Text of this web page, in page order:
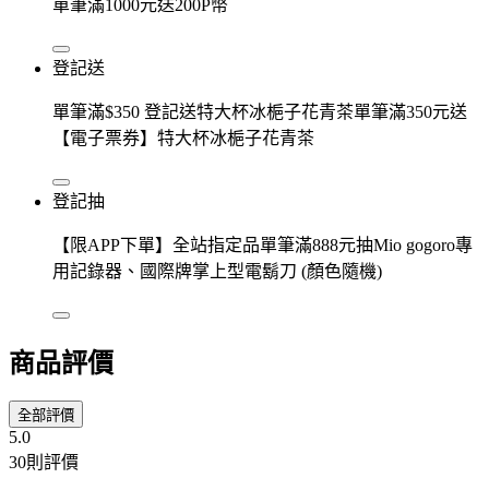
單筆滿1000元送200P幣
登記送
單筆滿$350 登記送特大杯冰梔子花青茶單筆滿350元送
【電子票券】特大杯冰梔子花青茶
登記抽
【限APP下單】全站指定品單筆滿888元抽Mio gogoro專
用記錄器、國際牌掌上型電鬍刀 (顏色隨機)
商品評價
全部評價
5.0
30則評價